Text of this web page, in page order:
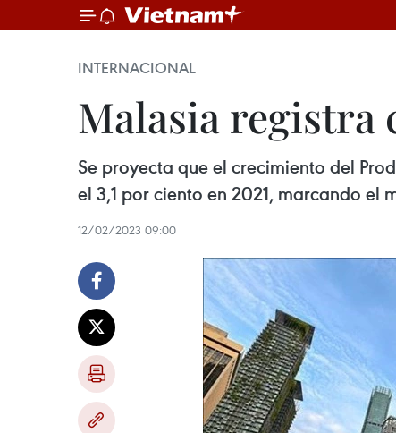
INTERNACIONAL
Malasia registra
Se proyecta que el crecimiento del
el 3,1 por ciento en 2021, marcando el
12/02/2023 09:00